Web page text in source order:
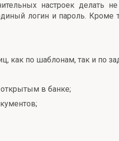
настроек делать
логин и пароль. Кроме
как по шаблонам, так и по
открытым в банке;